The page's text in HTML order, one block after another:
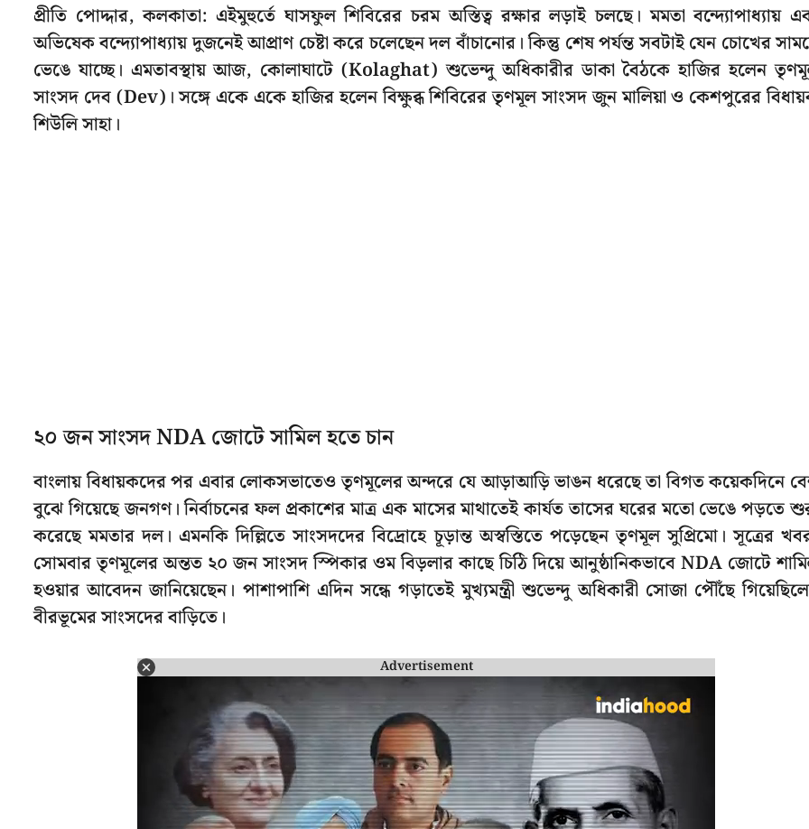
প্রীতি পোদ্দার, কলকাতা: এইমুহুর্তে ঘাসফুল শিবিরের চরম অস্তিত্ব রক্ষার লড়াই চলছে। মমতা বন্দ্যোপাধ্যায়
অভিষেক বন্দ্যোপাধ্যায় দুজনেই আপ্রাণ চেষ্টা করে চলেছেন দল বাঁচানোর। কিন্তু শেষ পর্যন্ত সবটাই যেন চোখের
ভেঙে যাচ্ছে। এমতাবস্থায় আজ, কোলাঘাটে (Kolaghat) শুভেন্দু অধিকারীর ডাকা বৈঠকে হাজির হলেন
সাংসদ দেব (Dev)। সঙ্গে একে একে হাজির হলেন বিক্ষুব্ধ শিবিরের তৃণমূল সাংসদ জুন মালিয়া ও কেশপুরের
শিউলি সাহা।
২০ জন সাংসদ NDA জোটে সামিল হতে চান
বাংলায় বিধায়কদের পর এবার লোকসভাতেও তৃণমূলের অন্দরে যে আড়াআড়ি ভাঙন ধরেছে তা বিগত কয়েকদিনে
বুঝে গিয়েছে জনগণ। নির্বাচনের ফল প্রকাশের মাত্র এক মাসের মাথাতেই কার্যত তাসের ঘরের মতো ভেঙে পড়তে
করেছে মমতার দল। এমনকি দিল্লিতে সাংসদদের বিদ্রোহে চূড়ান্ত অস্বস্তিতে পড়েছেন তৃণমূল সুপ্রিমো। সূত্রের
সোমবার তৃণমূলের অন্তত ২০ জন সাংসদ স্পিকার ওম বিড়লার কাছে চিঠি দিয়ে আনুষ্ঠানিকভাবে NDA জোটে
হওয়ার আবেদন জানিয়েছেন। পাশাপাশি এদিন সন্ধে গড়াতেই মুখ্যমন্ত্রী শুভেন্দু অধিকারী সোজা পৌঁছে
বীরভূমের সাংসদের বাড়িতে।
Advertisement